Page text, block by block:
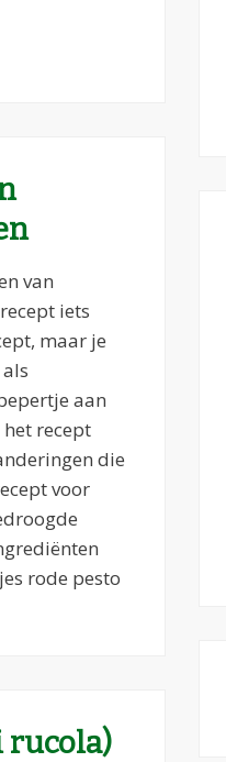
van
iets
maar je
aan
recept
die
voor
rode pesto
rucola)